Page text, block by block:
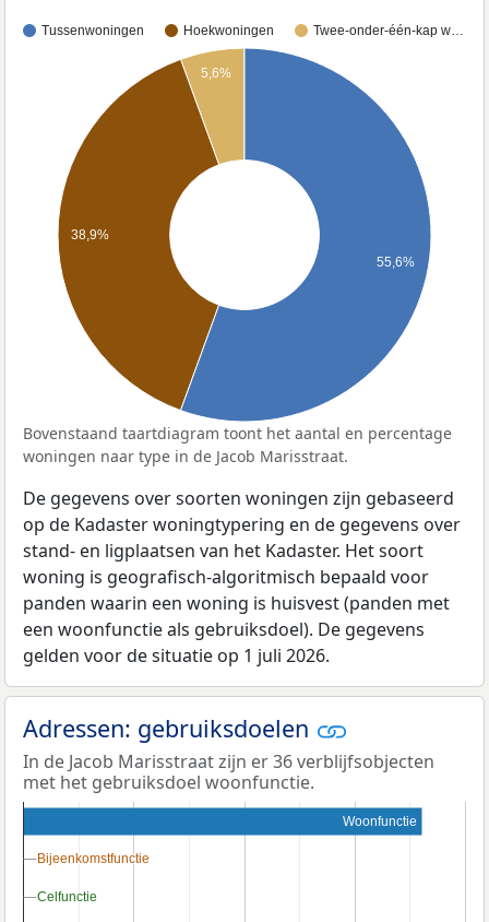
Tussenwoningen Hoekwoningen Twee-onder-één-kap w…
5,6%
38,9%
55,6%
Bovenstaand taartdiagram toont het aantal en percentage
woningen naar type in de Jacob Marisstraat.
De gegevens over soorten woningen zijn gebaseerd
op de Kadaster woningtypering en de gegevens over
stand- en ligplaatsen van het Kadaster. Het soort
woning is geografisch-algoritmisch bepaald voor
panden waarin een woning is huisvest (panden met
een woonfunctie als gebruiksdoel). De gegevens
gelden voor de situatie op 1 juli 2026.
Adressen: gebruiksdoelen
In de Jacob Marisstraat zijn er 36 verblijfsobjecten
met het gebruiksdoel woonfunctie.
Woonfunctie
Bijeenkomstfunctie
Bijeenkomstfunctie
Celfunctie
Celfunctie